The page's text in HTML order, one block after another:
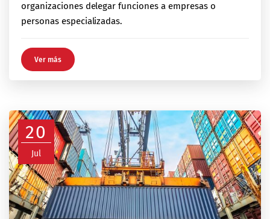
organizaciones delegar funciones a empresas o
personas especializadas.
Ver más
20
Jul